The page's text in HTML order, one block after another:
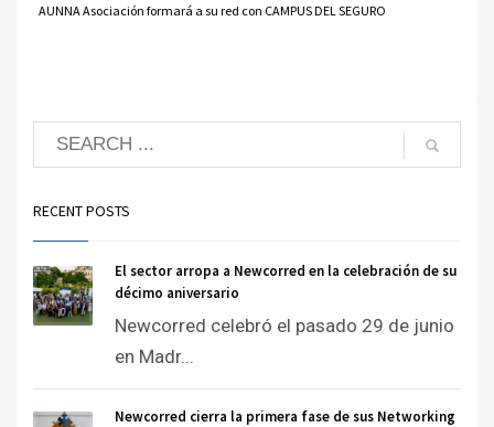
AUNNA Asociación formará a su red con CAMPUS DEL SEGURO
RECENT POSTS
El sector arropa a Newcorred en la celebración de su
décimo aniversario
Newcorred celebró el pasado 29 de junio
en Madr...
Newcorred cierra la primera fase de sus Networking